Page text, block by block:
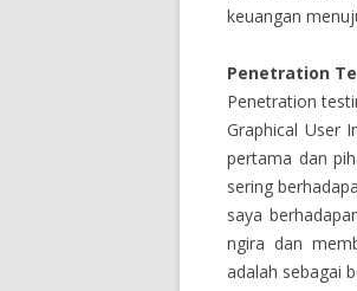
keuangan
Penetration
Penetration
Graphical User
pertama dan
sering
saya
ngira dan
adalah sebagai